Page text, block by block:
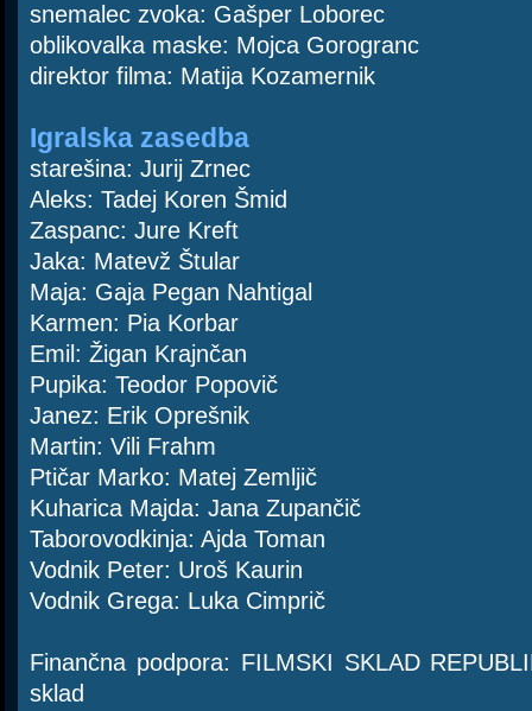
snemalec zvoka: Gašper Loborec
oblikovalka maske: Mojca Gorogranc
direktor filma: Matija Kozamernik
Igralska zasedba
starešina: Jurij Zrnec
Aleks: Tadej Koren Šmid
Zaspanc: Jure Kreft
Jaka: Matevž Štular
Maja: Gaja Pegan Nahtigal
Karmen: Pia Korbar
Emil: Žigan Krajnčan
Pupika: Teodor Popovič
Janez: Erik Oprešnik
Martin: Vili Frahm
Ptičar Marko: Matej Zemljič
Kuharica Majda: Jana Zupančič
Taborovodkinja: Ajda Toman
Vodnik Peter: Uroš Kaurin
Vodnik Grega: Luka Cimprič
Finančna podpora: FILMSKI SKLAD
sklad